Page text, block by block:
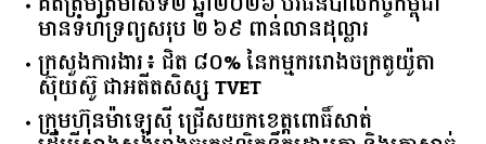
គិត​ត្រឹមត្រីមាស​ទី​២​ ​ឆ្នាំ​២០២៦​ បរធន​បាលកិច្ច​កម្ពុជា​ ​
មាន​ទំហំ​ទ្រព្យ​សរុប​ ​២.៦៩​ ​ពាន់លាន​ដុល្លារ​
ក្រសួង​ការងារ​៖ ​ជិត​ ​៨០​% ​នៃ​កម្មករ​រោងចក្រ​តូយ៉ូតា ​
ស៊ុយ​ស៊ូ ​ជា​អតីត​សិស្ស​ ​TVET​
ក្រុមហ៊ុន​ម៉ាឡេស៊ី ជ្រើសយកខេត្ដពោធិ៍សាត់